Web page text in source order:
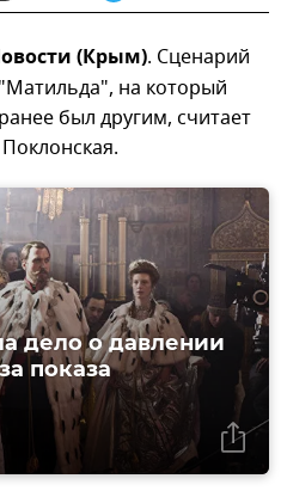
(Крым). Сценарий
на который
был другим, считает
дело о давлении
показа